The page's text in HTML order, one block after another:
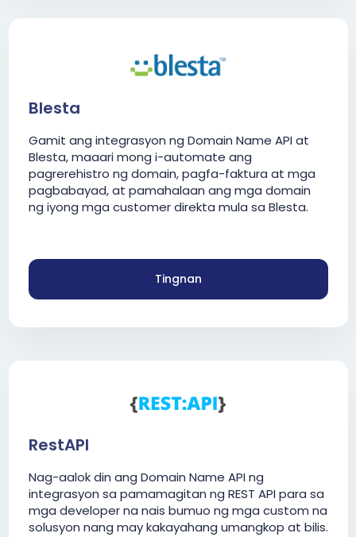
Blesta
Gamit ang integrasyon ng Domain Name API at
Blesta, maaari mong i-automate ang
pagrerehistro ng domain, pagfa-faktura at mga
pagbabayad, at pamahalaan ang mga domain
ng iyong mga customer direkta mula sa Blesta.
Tingnan
RestAPI
Nag-aalok din ang Domain Name API ng
integrasyon sa pamamagitan ng REST API para sa
mga developer na nais bumuo ng mga custom na
solusyon nang may kakayahang umangkop at bilis.